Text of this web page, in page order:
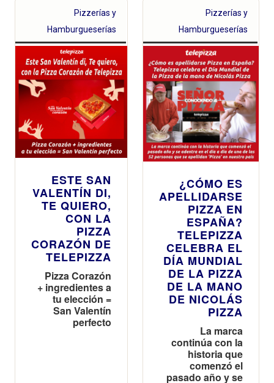
los clientes
elegir sus dos
ingredientes
favoritos por un
precio imbatible
Pizzerías y
Hamburgueserías
ESTE SAN
VALENTÍN DI,
TE QUIERO,
CON LA
PIZZA
CORAZÓN DE
TELEPIZZA
Pizza Corazón
+ ingredientes a
tu elección =
San Valentín
perfecto
Pizzerías y
Hamburgueserías
¿CÓMO ES
APELLIDARSE
PIZZA EN
ESPAÑA?
TELEPIZZA
CELEBRA EL
DÍA MUNDIAL
DE LA PIZZA
DE LA MANO
DE NICOLÁS
PIZZA
La marca
continúa con la
historia que
comenzó el
pasado año y se